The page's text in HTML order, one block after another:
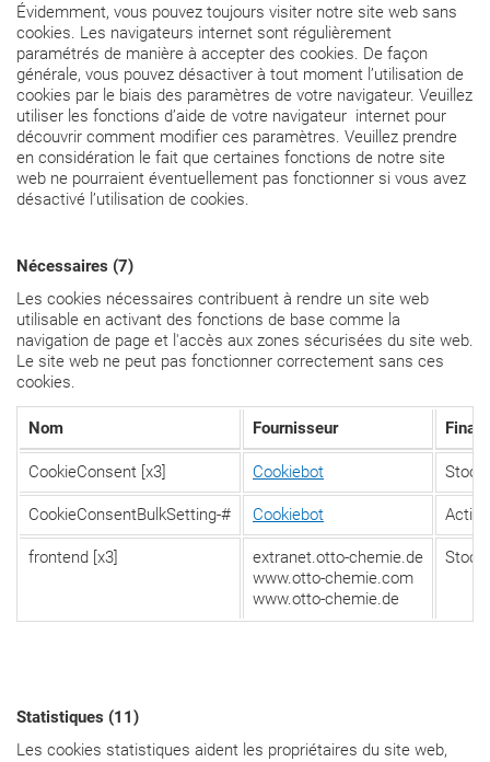
Évidemment, vous pouvez toujours visiter notre site web sans
cookies. Les navigateurs internet sont régulièrement
paramétrés de manière à accepter des cookies. De façon
générale, vous pouvez désactiver à tout moment l’utilisation de
cookies par le biais des paramètres de votre navigateur. Veuillez
utiliser les fonctions d’aide de votre navigateur internet pour
découvrir comment modifier ces paramètres. Veuillez prendre
en considération le fait que certaines fonctions de notre site
web ne pourraient éventuellement pas fonctionner si vous avez
désactivé l’utilisation de cookies.
Nécessaires (7)
Les cookies nécessaires contribuent à rendre un site web
utilisable en activant des fonctions de base comme la
navigation de page et l'accès aux zones sécurisées du site web.
Le site web ne peut pas fonctionner correctement sans ces
cookies.
Nom Fournisseur
CookieConsent [x3] Cookiebot
CookieConsentBulkSetting-# Cookiebot
frontend [x3]
extranet.otto-chemie.de
www.otto-chemie.com
www.otto-chemie.de
Statistiques (11)
Les cookies statistiques aident les propriétaires du site web,